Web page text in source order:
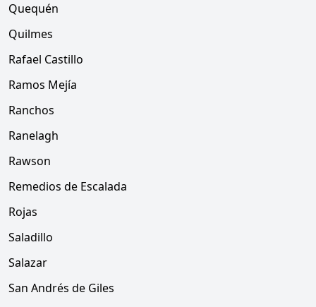
Quequén
Quilmes
Rafael Castillo
Ramos Mejía
Ranchos
Ranelagh
Rawson
Remedios de Escalada
Rojas
Saladillo
Salazar
San Andrés de Giles